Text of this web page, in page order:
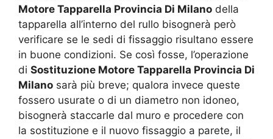
Motore Tapparella Provincia Di Milano della
tapparella all’interno del rullo bisognerà però
verificare se le sedi di fissaggio risultano essere
in buone condizioni. Se così fosse, l’operazione
di Sostituzione Motore Tapparella Provincia Di
Milano sarà più breve; qualora invece queste
fossero usurate o di un diametro non idoneo,
bisognerà staccarle dal muro e procedere con
la sostituzione e il nuovo fissaggio a parete, il